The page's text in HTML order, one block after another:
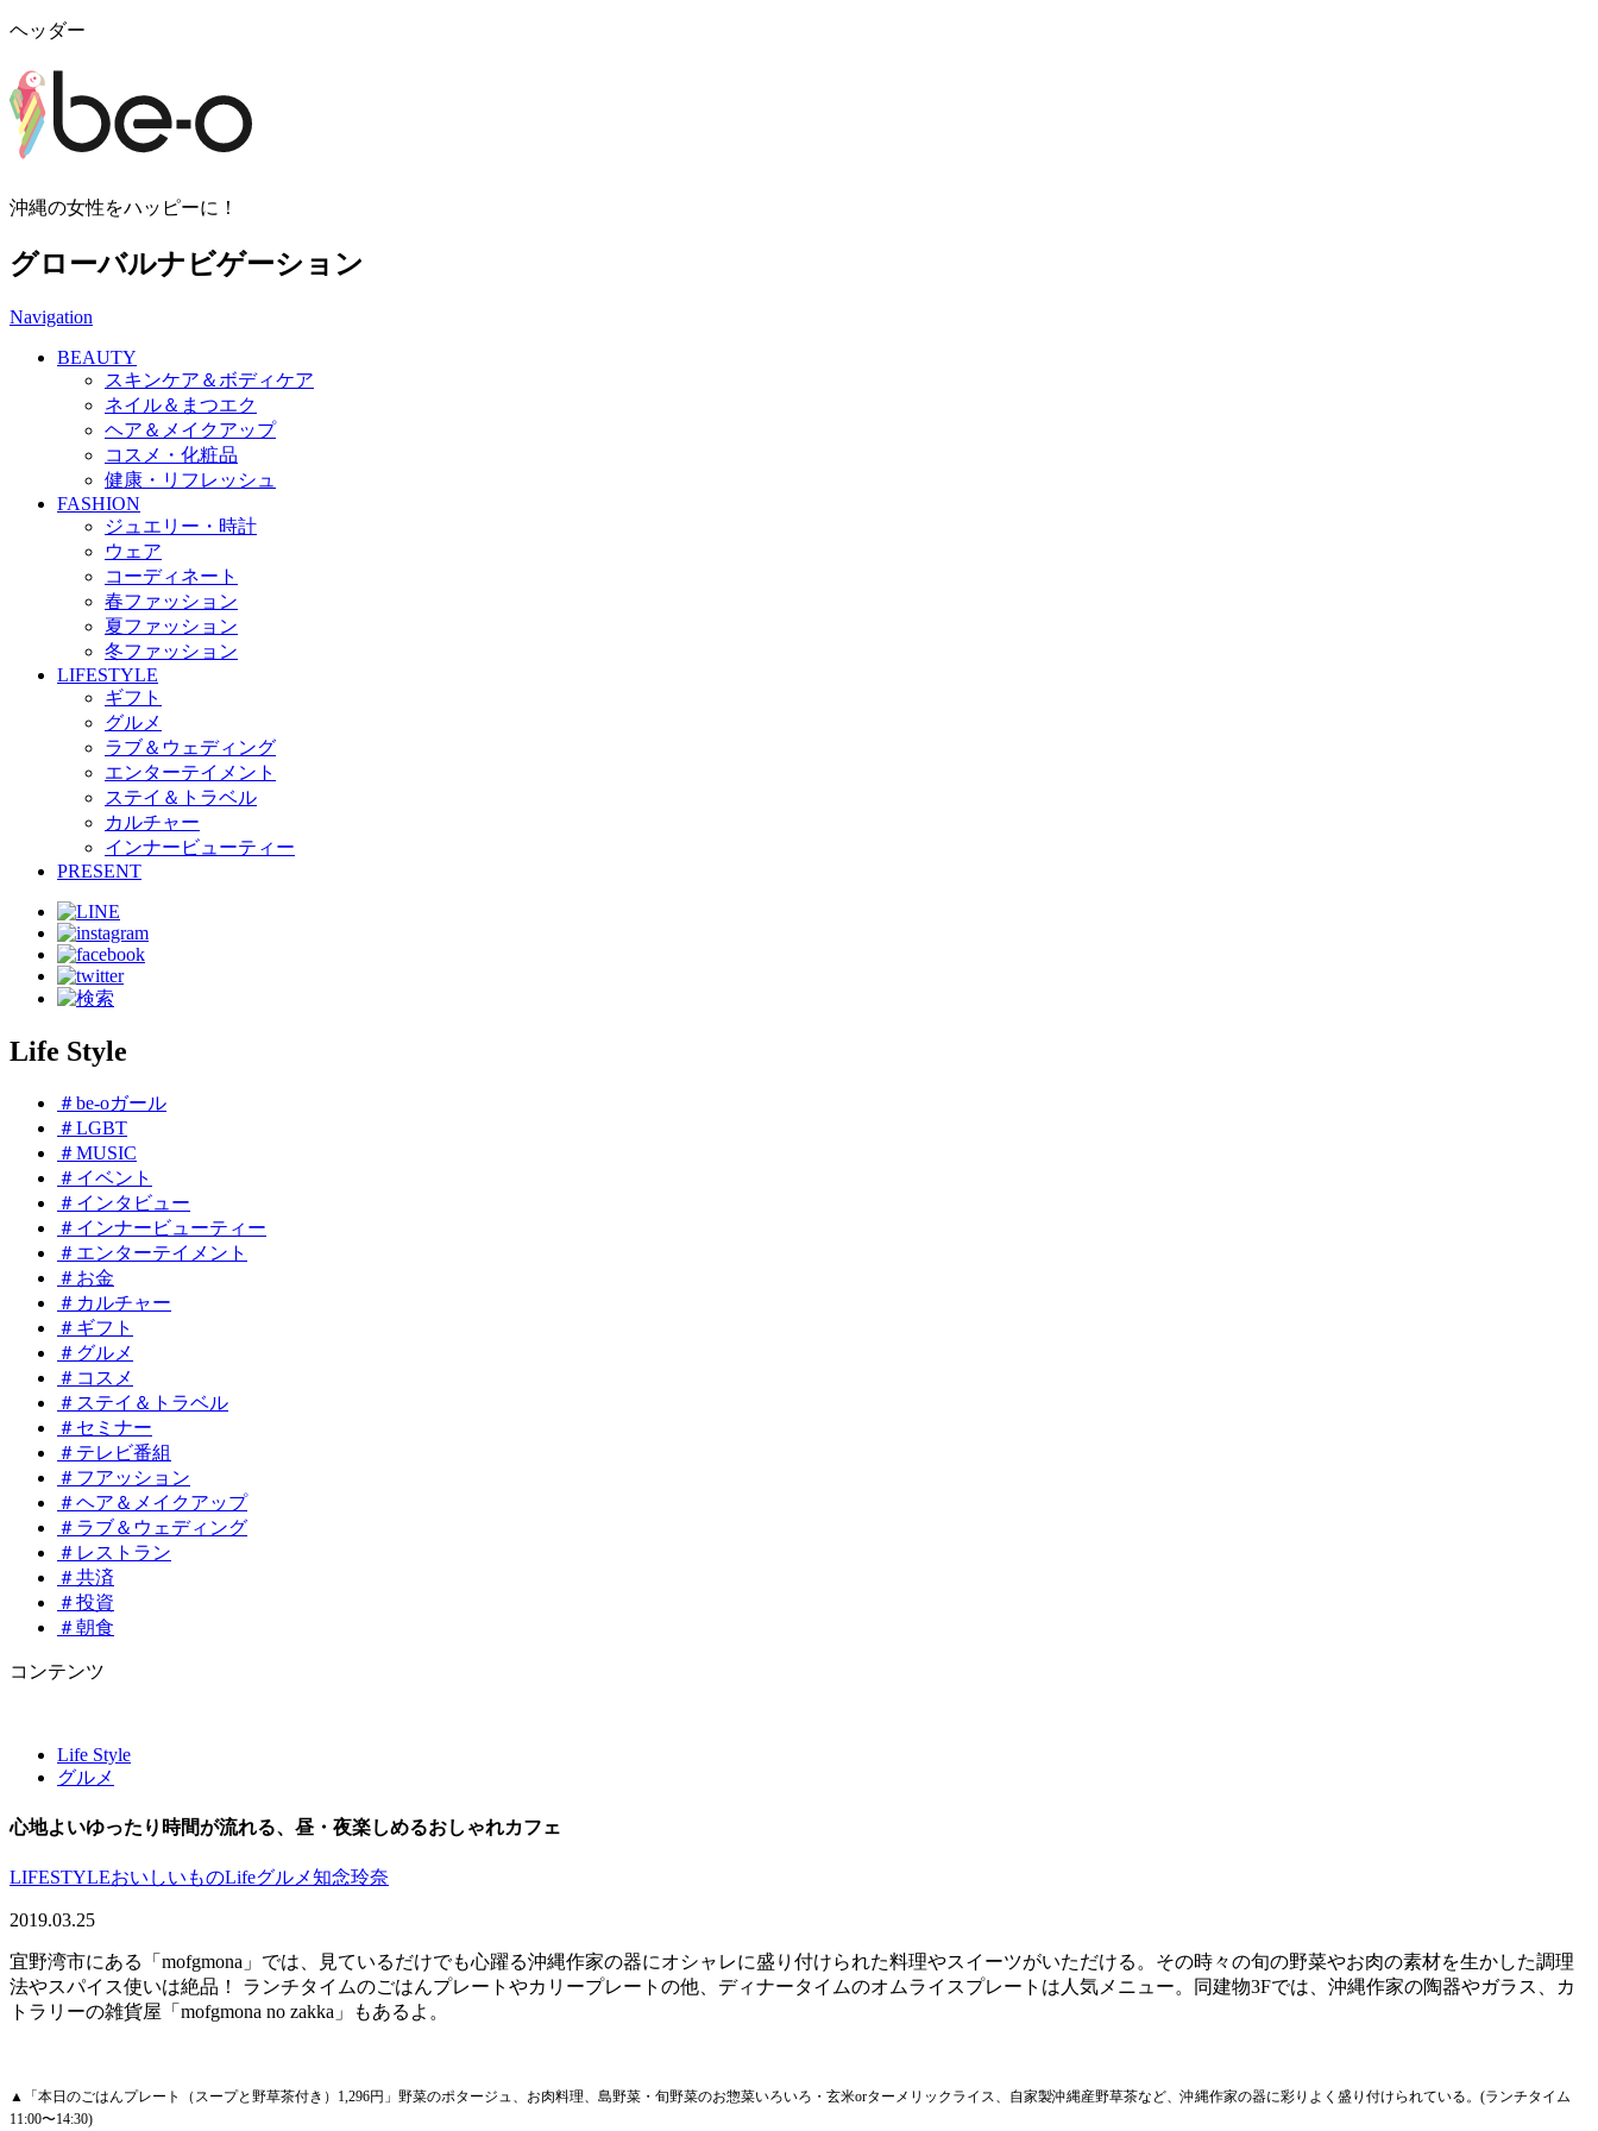
ヘッダー
沖縄の女性をハッピーに！
グローバルナビゲーション
Navigation
BEAUTY
スキンケア＆ボディケア
ネイル＆まつエク
ヘア＆メイクアップ
コスメ・化粧品
健康・リフレッシュ
FASHION
ジュエリー・時計
ウェア
コーディネート
春ファッション
夏ファッション
冬ファッション
LIFESTYLE
ギフト
グルメ
ラブ＆ウェディング
エンターテイメント
ステイ＆トラベル
カルチャー
インナービューティー
PRESENT
Life Style
＃be-oガール
＃LGBT
＃MUSIC
＃イベント
＃インタビュー
＃インナービューティー
＃エンターテイメント
＃お金
＃カルチャー
＃ギフト
＃グルメ
＃コスメ
＃ステイ＆トラベル
＃セミナー
＃テレビ番組
＃フアッション
＃ヘア＆メイクアップ
＃ラブ＆ウェディング
＃レストラン
＃共済
＃投資
＃朝食
コンテンツ
Life Style
グルメ
心地よいゆったり時間が流れる、昼・夜楽しめるおしゃれカフェ
LIFESTYLEおいしいものLifeグルメ知念玲奈
2019.03.25
宜野湾市にある「mofgmona」では、見ているだけでも心躍る沖縄作家の器にオシャレに盛り付けられた料理やスイーツがいただける。その時々の旬の野菜やお肉の素材を生かした調理
法やスパイス使いは絶品！ ランチタイムのごはんプレートやカリープレートの他、ディナータイムのオムライスプレートは人気メニュー。同建物3Fでは、沖縄作家の陶器やガラス、カ
トラリーの雑貨屋「mofgmona no zakka」もあるよ。
▲「本日のごはんプレート（スープと野草茶付き）1,296円」野菜のポタージュ、お肉料理、島野菜・旬野菜のお惣菜いろいろ・玄米orターメリックライス、自家製沖縄産野草茶など、沖縄作家の器に彩りよく盛り付けられている。(ランチタイム
11:00〜14:30)